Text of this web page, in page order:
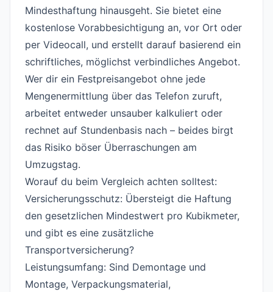
Mindesthaftung hinausgeht. Sie bietet eine
kostenlose Vorabbesichtigung an, vor Ort oder
per Videocall, und erstellt darauf basierend ein
schriftliches, möglichst verbindliches Angebot.
Wer dir ein Festpreisangebot ohne jede
Mengenermittlung über das Telefon zuruft,
arbeitet entweder unsauber kalkuliert oder
rechnet auf Stundenbasis nach – beides birgt
das Risiko böser Überraschungen am
Umzugstag.
Worauf du beim Vergleich achten solltest:
Versicherungsschutz: Übersteigt die Haftung
den gesetzlichen Mindestwert pro Kubikmeter,
und gibt es eine zusätzliche
Transportversicherung?
Leistungsumfang: Sind Demontage und
Montage, Verpackungsmaterial,